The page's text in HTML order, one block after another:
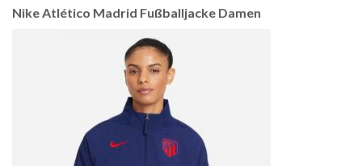
Nike Atlético Madrid Fußballjacke Damen